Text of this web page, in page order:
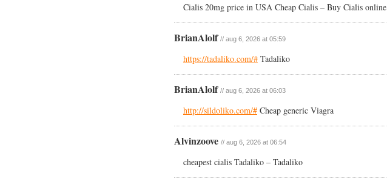
Cialis 20mg price in USA Cheap Cialis – Buy Cialis online
BrianAlolf // aug 6, 2026 at 05:59
https://tadaliko.com/# Tadaliko
BrianAlolf // aug 6, 2026 at 06:03
http://sildoliko.com/# Cheap generic Viagra
Alvinzoove // aug 6, 2026 at 06:54
cheapest cialis Tadaliko – Tadaliko